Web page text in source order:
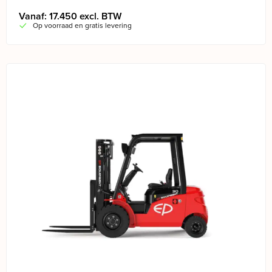
Vanaf: 17.450 excl. BTW
Op voorraad en gratis levering